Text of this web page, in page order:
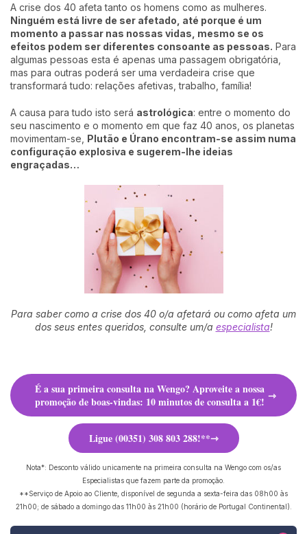
A crise dos 40 afeta tanto os homens como as mulheres.
Ninguém está livre de ser afetado, até porque é um
momento a passar nas nossas vidas, mesmo se os
efeitos podem ser diferentes consoante as pessoas. Para
algumas pessoas esta é apenas uma passagem obrigatória,
mas para outras poderá ser uma verdadeira crise que
transformará tudo: relações afetivas, trabalho, família!
A causa para tudo isto será astrológica: entre o momento do
seu nascimento e o momento em que faz 40 anos, os planetas
movimentam-se, Plutão e Úrano encontram-se assim numa
configuração explosiva e sugerem-lhe ideias
engraçadas…
Para saber como a crise dos 40 o/a afetará ou como afeta um
dos seus entes queridos, consulte um/a especialista!
É a sua primeira consulta na Wengo? Aproveite a nossa
promoção de boas-vindas: 10 minutos de consulta a 1€!
Ligue (00351) 308 803 288!**
Nota*: Desconto válido unicamente na primeira consulta na Wengo com os/as
Especialistas que fazem parte da promoção.
**Serviço de Apoio ao Cliente, disponível de segunda a sexta-feira das 08h00 às
21h00; de sábado a domingo das 11h00 às 21h00 (horário de Portugal Continental).